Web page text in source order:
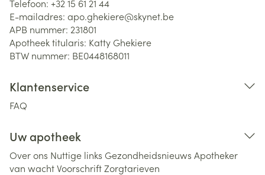
Telefoon: +32 15 61 21 44
E-mailadres: apo.ghekiere@skynet.be
APB nummer: 231801
Apotheek titularis: Katty Ghekiere
BTW nummer: BE0448168011
Klantenservice
FAQ
Uw apotheek
Over ons Nuttige links Gezondheidsnieuws Apotheker
van wachtVoorschriftZorgtarieven